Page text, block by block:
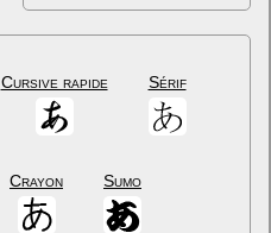
Cursive rapide Sérif
Crayon Sumo